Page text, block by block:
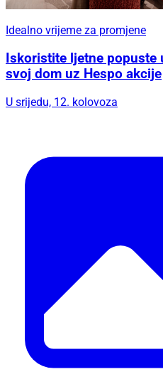
Idealno vrijeme za promjene
Iskoristite ljetne
svoj dom uz Hespo akcije
U srijedu, 12. kolovoza